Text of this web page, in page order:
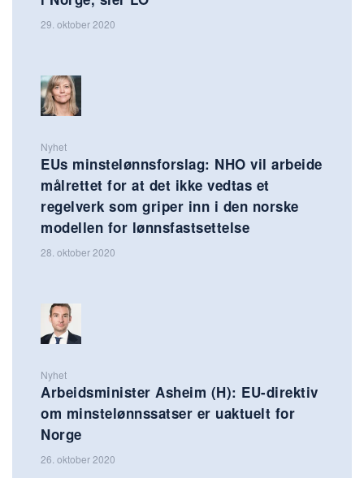
29. oktober 2020
Nyhet
EUs minstelønnsforslag: NHO vil arbeide
målrettet for at det ikke vedtas et
regelverk som griper inn i den norske
modellen for lønnsfastsettelse
28. oktober 2020
Nyhet
Arbeidsminister Asheim (H): EU-direktiv
om minstelønnssatser er uaktuelt for
Norge
26. oktober 2020